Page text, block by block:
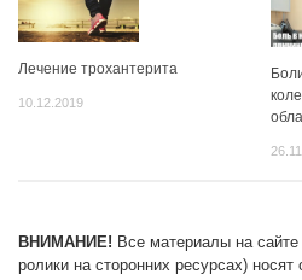
Лечение трохантерита
10.12.2019
ВНИМАНИЕ! Все материалы на
ролики на сторонних ресурсах) носят